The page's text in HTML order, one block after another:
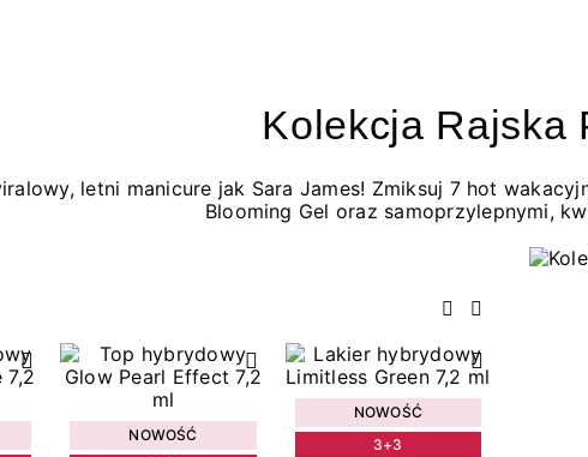
Kolekcja Rajska
letni manicure jak Sara James! Zmiksuj 7 hot
Blooming Gel oraz samoprzylepnymi,
Poprzedni
Następny
NOWOŚĆ
NOWOŚĆ
3+3